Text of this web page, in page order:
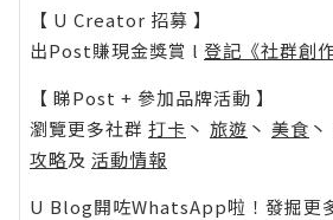
【 U Creator 招募 】
出Post賺現金獎賞 l 登記《社群創
【 睇Post + 參加品牌活動 】
瀏覽更多社群 打卡 丶 旅遊 丶 美食 丶
攻略及 活動情報
U Blog開咗WhatsApp啦！發掘更